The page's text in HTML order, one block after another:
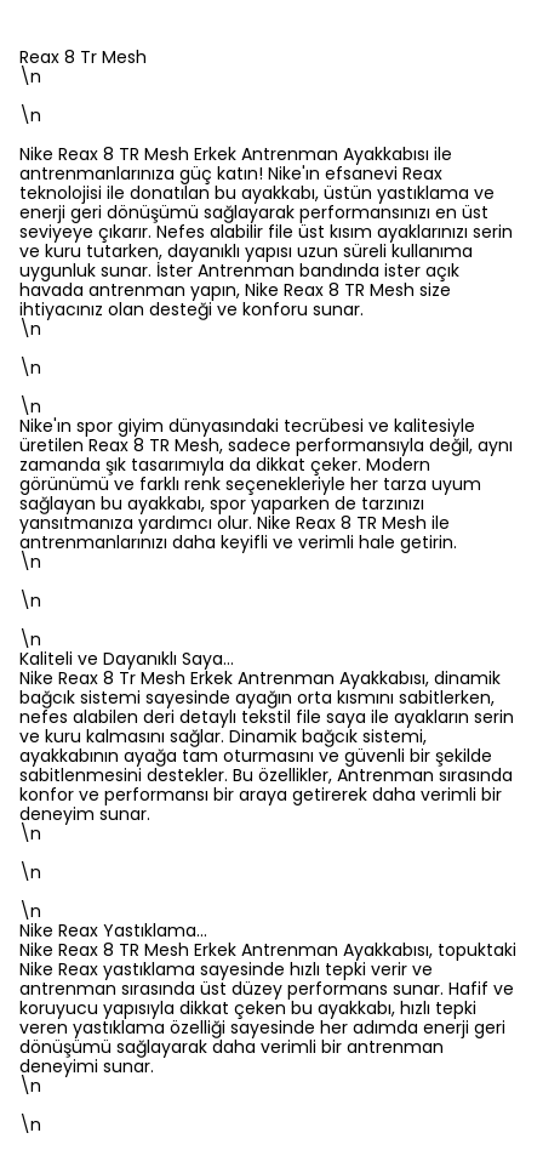
Reax 8 Tr Mesh
\n
\n
Nike Reax 8 TR Mesh Erkek Antrenman Ayakkabısı ile
antrenmanlarınıza güç katın! Nike'ın efsanevi Reax
teknolojisi ile donatılan bu ayakkabı, üstün yastıklama ve
enerji geri dönüşümü sağlayarak performansınızı en üst
seviyeye çıkarır. Nefes alabilir file üst kısım ayaklarınızı serin
ve kuru tutarken, dayanıklı yapısı uzun süreli kullanıma
uygunluk sunar. İster Antrenman bandında ister açık
havada antrenman yapın, Nike Reax 8 TR Mesh size
ihtiyacınız olan desteği ve konforu sunar.
\n
\n
\n
Nike'ın spor giyim dünyasındaki tecrübesi ve kalitesiyle
üretilen Reax 8 TR Mesh, sadece performansıyla değil, aynı
zamanda şık tasarımıyla da dikkat çeker. Modern
görünümü ve farklı renk seçenekleriyle her tarza uyum
sağlayan bu ayakkabı, spor yaparken de tarzınızı
yansıtmanıza yardımcı olur. Nike Reax 8 TR Mesh ile
antrenmanlarınızı daha keyifli ve verimli hale getirin.
\n
\n
\n
Kaliteli ve Dayanıklı Saya…
Nike Reax 8 Tr Mesh Erkek Antrenman Ayakkabısı, dinamik
bağcık sistemi sayesinde ayağın orta kısmını sabitlerken,
nefes alabilen deri detaylı tekstil file saya ile ayakların serin
ve kuru kalmasını sağlar. Dinamik bağcık sistemi,
ayakkabının ayağa tam oturmasını ve güvenli bir şekilde
sabitlenmesini destekler. Bu özellikler, Antrenman sırasında
konfor ve performansı bir araya getirerek daha verimli bir
deneyim sunar.
\n
\n
\n
Nike Reax Yastıklama…
Nike Reax 8 TR Mesh Erkek Antrenman Ayakkabısı, topuktaki
Nike Reax yastıklama sayesinde hızlı tepki verir ve
antrenman sırasında üst düzey performans sunar. Hafif ve
koruyucu yapısıyla dikkat çeken bu ayakkabı, hızlı tepki
veren yastıklama özelliği sayesinde her adımda enerji geri
dönüşümü sağlayarak daha verimli bir antrenman
deneyimi sunar.
\n
\n